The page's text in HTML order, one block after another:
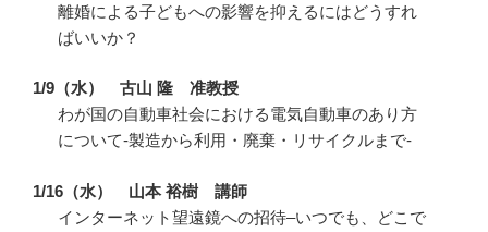
離婚による子どもへの影響を抑えるにはどうすれ
ばいいか？
1/9（水） 古山 隆 准教授
わが国の自動車社会における電気自動車のあり方
について-製造から利用・廃棄・リサイクルまで-
1/16（水） 山本 裕樹 講師
インターネット望遠鏡への招待–いつでも、どこで